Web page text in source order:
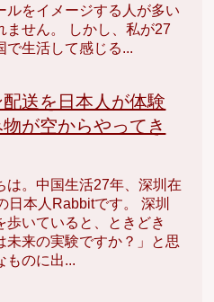
ルをイメージする人が多い
ません。 しかし、私が27
で生活して感じる...
送を日本人が体験
物が空からやってき
は。中国生活27年、深圳在
日本人Rabbitです。 深圳
歩いていると、ときどき
未来の実験ですか？」と思
ものに出...